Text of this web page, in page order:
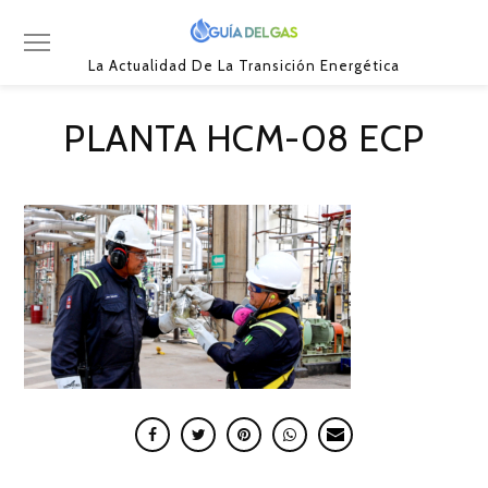
La Actualidad De La Transición Energética
PLANTA HCM-08 ECP